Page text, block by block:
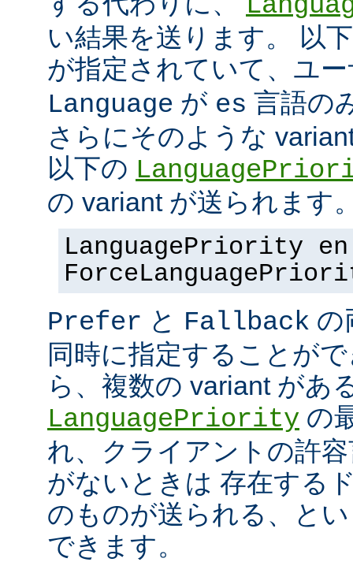
い結果を送ります。 以
が指定されていて、ユ
Language が es 言語の
さらにそのような
以下の
の variant が送られます
LanguagePriority
Prefer と Fallback の
同時に指定することが
ら、複数の variant があ
LanguagePriority の
れ、クライアントの許
がないときは 存在する
のものが送られる、と
できます。